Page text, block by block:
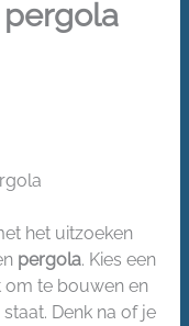
het uitzoeken
pergola. Kies een
om te bouwen en
Denk na of je